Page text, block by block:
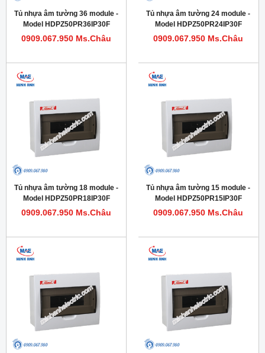
Tủ nhựa âm tường 36 module -
Model HDPZ50PR36IP30F
0909.067.950 Ms.Châu
Tủ nhựa âm tường 24 module -
Model HDPZ50PR24IP30F
0909.067.950 Ms.Châu
Tủ nhựa âm tường 18 module -
Model HDPZ50PR18IP30F
0909.067.950 Ms.Châu
Tủ nhựa âm tường 15 module -
Model HDPZ50PR15IP30F
0909.067.950 Ms.Châu